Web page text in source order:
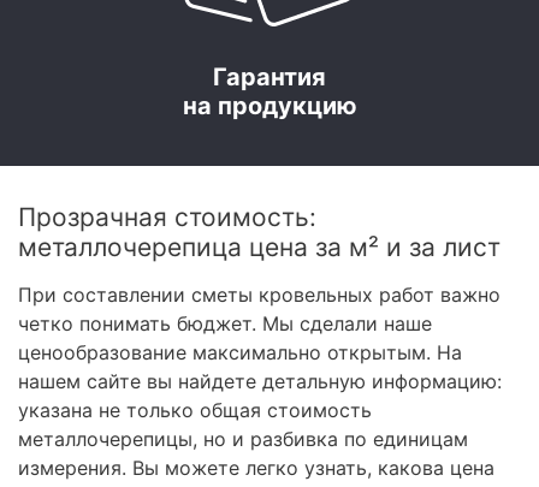
Гарантия
на продукцию
Прозрачная стоимость:
металлочерепица цена за м² и за лист
При составлении сметы кровельных работ важно
четко понимать бюджет. Мы сделали наше
ценообразование максимально открытым. На
нашем сайте вы найдете детальную информацию:
указана не только общая стоимость
металлочерепицы, но и разбивка по единицам
измерения. Вы можете легко узнать, какова цена